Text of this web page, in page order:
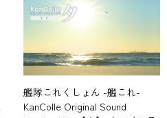
艦隊これくしょん -艦これ-
KanColle Original Sound